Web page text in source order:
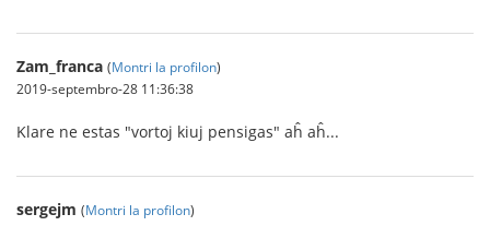
Zam_franca (Montri la profilon)
2019-septembro-28 11:36:38
Klare ne estas "vortoj kiuj pensigas" aĥ aĥ...
sergejm (Montri la profilon)